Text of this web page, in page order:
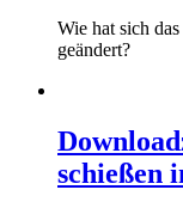
Wie hat sich
geändert?
schießen